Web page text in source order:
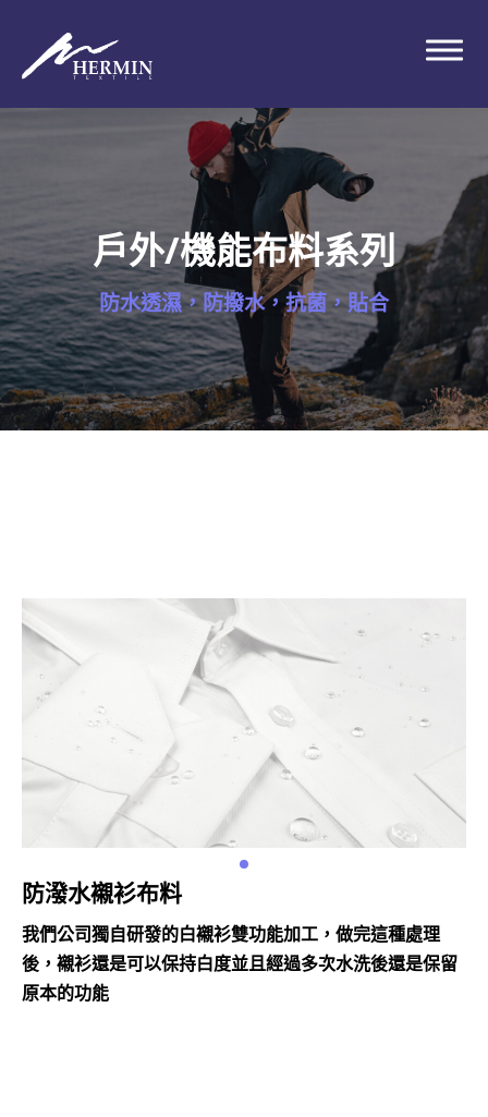
戶外/機能布料系列
防水透濕，防撥水，抗菌，貼合
防潑水襯衫布料
我們公司獨自研發的白襯衫雙功能加工，做完這種處理
後，襯衫還是可以保持白度並且經過多次水洗後還是保留
原本的功能